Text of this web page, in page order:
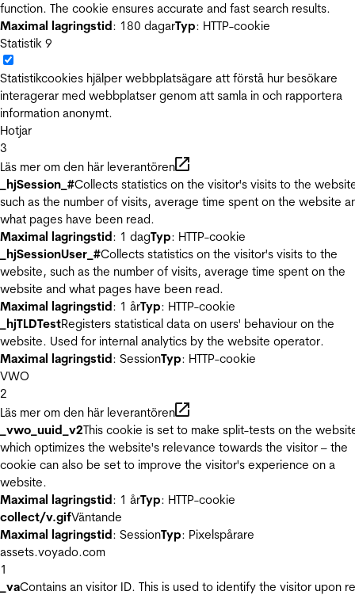
function. The cookie ensures accurate and fast search results.
Maximal lagringstid: 180 dagarTyp: HTTP-cookie
Statistik 9
Statistikcookies hjälper webbplatsägare att förstå hur besökare
interagerar med webbplatser genom att samla in och rapportera
information anonymt.
Hotjar
3
Läs mer om den här leverantören
_hjSession_#Collects statistics on the visitor's visits to the
such as the number of visits, average time spent on the website
what pages have been read.
Maximal lagringstid: 1 dagTyp: HTTP-cookie
_hjSessionUser_#Collects statistics on the visitor's visits to the
website, such as the number of visits, average time spent on the
website and what pages have been read.
Maximal lagringstid: 1 årTyp: HTTP-cookie
_hjTLDTestRegisters statistical data on users' behaviour on the
website. Used for internal analytics by the website operator.
Maximal lagringstid: SessionTyp: HTTP-cookie
VWO
2
Läs mer om den här leverantören
_vwo_uuid_v2This cookie is set to make split-tests on the
which optimizes the website's relevance towards the visitor – the
cookie can also be set to improve the visitor's experience on a
website.
Maximal lagringstid: 1 årTyp: HTTP-cookie
collect/v.gifVäntande
Maximal lagringstid: SessionTyp: Pixelspårare
assets.voyado.com
1
_vaContains an visitor ID. This is used to identify the visitor upon